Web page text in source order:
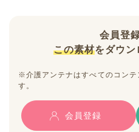
会員登
この素材をダウン
※介護アンテナはすべてのコンテ
す。
会員登録